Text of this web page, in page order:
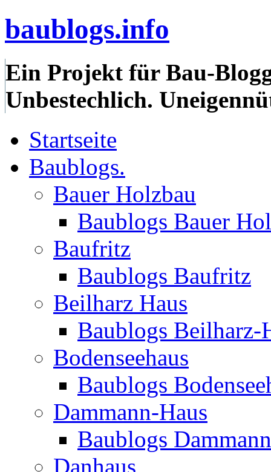
baublogs.info
Ein Projekt für Bau-
Unbestechlich.
Startseite
Baublogs.
Bauer Holzbau
Baublogs Bauer
Baufritz
Baublogs Baufritz
Beilharz Haus
Baublogs Beilharz-
Bodenseehaus
Baublogs
Dammann-Haus
Baublogs
Danhaus